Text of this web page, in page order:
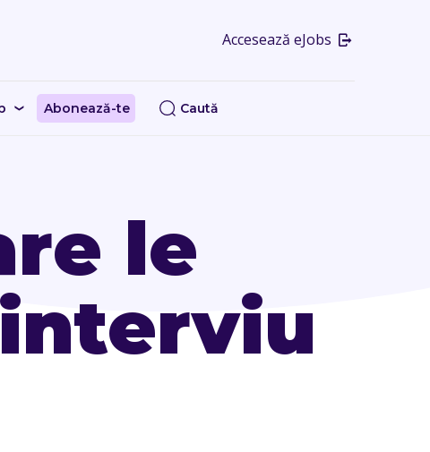
Accesează eJobs
Abonează-te Caută
le